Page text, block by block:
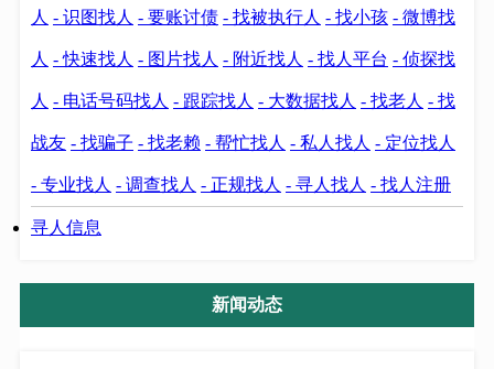
人 - 识图找人 - 要账讨债 - 找被执行人 - 找小孩 - 微博找
人 - 快速找人 - 图片找人 - 附近找人 - 找人平台 - 侦探找
人 - 电话号码找人 - 跟踪找人 - 大数据找人 - 找老人 - 找
战友 - 找骗子 - 找老赖 - 帮忙找人 - 私人找人 - 定位找人
- 专业找人 - 调查找人 - 正规找人 - 寻人找人 - 找人注册
寻人信息
新闻动态